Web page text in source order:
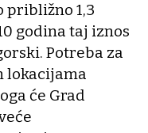
1,3
godina taj iznos
Potreba za
lokacijama
će Grad